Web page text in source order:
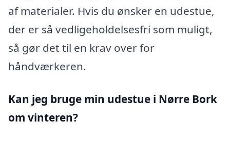
af materialer. Hvis du ønsker en udestue,
der er så vedligeholdelsesfri som muligt,
så gør det til en krav over for
håndværkeren.
Kan jeg bruge min udestue i Nørre Bork
om vinteren?